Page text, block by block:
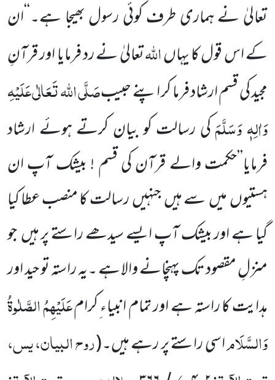
تعالیٰ نے ہماری طرف کوئی رسول بھیجا ہے۔‘‘ان
کے اس قول کا یہاںاللہتعالیٰ نے رد فرمایا اور قرآنِ
مجید کی قسم ارشاد فرما کر اپنے حبیبصَلَّی اللہ تَعَالٰیعَلَیْہِ
وَاٰلِہٖ وَسَلَّمَکی رسالت کو بیان کرتے ہوئے ارشاد
فرمایا’’حکمت والے قرآن کی قسم ! بیشک آپ ان
ہستیوں میں سے ہیں جنہیں رسالت کا منصب عطا کیا
گیا ہے اور بیشک آپ ایسے سیدھے راستے پر ہیں جو
منزلِ مقصود تک پہنچانے والا ہے ۔یہ راستہ تو حید اور
ہدایت کا راستہ ہے اور تمام انبیاء ِکرامعَلَیْہِمُ الصَّلٰوۃُ
وَالسَّلَاماسی راستے پر رہے ہیں۔(روح البیان، یس،